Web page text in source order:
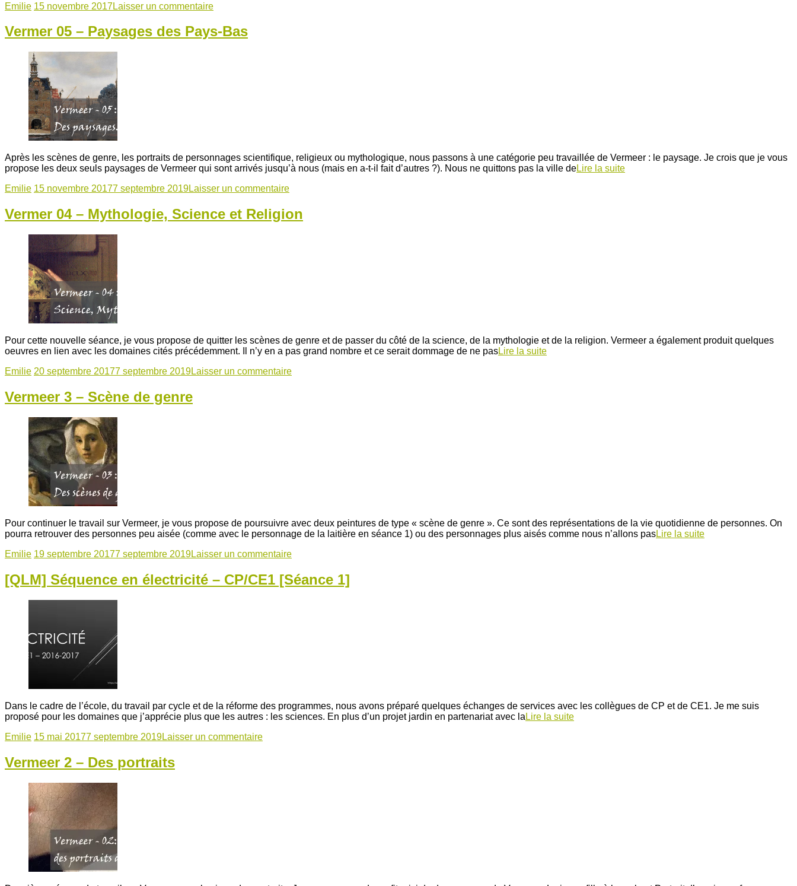
Emilie 15 novembre 2017Laisser un commentaire
Vermer 05 – Paysages des Pays-Bas
Après les scènes de genre, les portraits de personnages scientifique, religieux ou mythologique, nous passons à une catégorie peu travaillée de Vermeer : le paysage. Je crois que je vous
propose les deux seuls paysages de Vermeer qui sont arrivés jusqu’à nous (mais en a-t-il fait d’autres ?). Nous ne quittons pas la ville deLire la suite
Emilie 15 novembre 20177 septembre 2019Laisser un commentaire
Vermer 04 – Mythologie, Science et Religion
Pour cette nouvelle séance, je vous propose de quitter les scènes de genre et de passer du côté de la science, de la mythologie et de la religion. Vermeer a également produit quelques
oeuvres en lien avec les domaines cités précédemment. Il n’y en a pas grand nombre et ce serait dommage de ne pasLire la suite
Emilie 20 septembre 20177 septembre 2019Laisser un commentaire
Vermeer 3 – Scène de genre
Pour continuer le travail sur Vermeer, je vous propose de poursuivre avec deux peintures de type « scène de genre ». Ce sont des représentations de la vie quotidienne de personnes. On
pourra retrouver des personnes peu aisée (comme avec le personnage de la laitière en séance 1) ou des personnages plus aisés comme nous n’allons pasLire la suite
Emilie 19 septembre 20177 septembre 2019Laisser un commentaire
[QLM] Séquence en électricité – CP/CE1 [Séance 1]
Dans le cadre de l’école, du travail par cycle et de la réforme des programmes, nous avons préparé quelques échanges de services avec les collègues de CP et de CE1. Je me suis
proposé pour les domaines que j’apprécie plus que les autres : les sciences. En plus d’un projet jardin en partenariat avec la Lire la suite
Emilie 15 mai 20177 septembre 2019Laisser un commentaire
Vermeer 2 – Des portraits